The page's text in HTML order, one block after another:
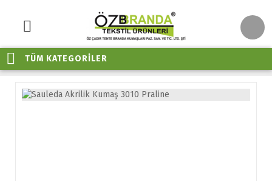
TÜM KATEGORİLER